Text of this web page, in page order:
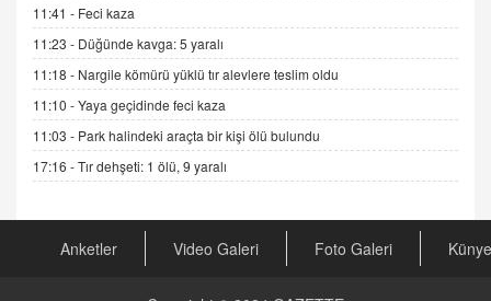
GÖNÜL MENEKŞE
Şifacının Yolu
04.11.2025 12:56
AV. RÜMEYSA ÖZKALE
Kira Uyuşmazlıklarında Dava Açmadan Önce
Arabulucuya Başvuru Şartı
CAN UĞURATEŞ
Değişen yapısıyla Suriye
11:41 - Feci kaza
11:23 - Düğünde kavga: 5 yaralı
11:18 - Nargile kömürü yüklü tır alevlere teslim oldu
11:10 -Yaya geçidinde feci kaza
11:03 - Park halindeki araçta bir kişi ölü bulundu
17:16 -Tır dehşeti: 1 ölü, 9 yaralı
Anketler Video Galeri Foto Galeri Künye